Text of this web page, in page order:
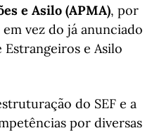
e Asilo (APMA), por
vez do já anunciado
e Asilo
do SEF e a
por diversas